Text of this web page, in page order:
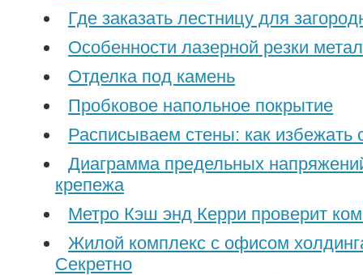
Где заказать лестницу для
Особенности лазерной резки
Отделка под камень
Пробковое напольное покрытие
Расписываем стены: как избежать
Диаграмма предельных
крепежа
Метро Кэш энд Керри проверит
Жилой комплекс с офисом
Секретно